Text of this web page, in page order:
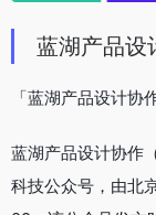
蓝湖产品设
「蓝湖产品设计协
蓝湖产品设计协作
科技公众号，由北